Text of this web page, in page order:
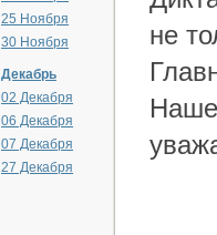
25 Ноября
30 Ноября
Декабрь
02 Декабря
06 Декабря
07 Декабря
27 Декабря
не
Наше